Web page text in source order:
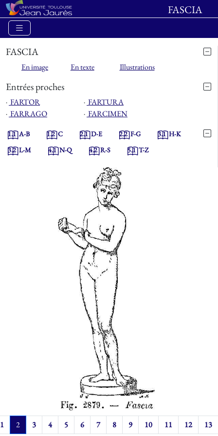
FASCIA
FASCIA
En image En texte Illustrations
Entrées proches
⋅ FARTOR ⋅ FARTURA
⋅ FARRAGO ⋅ FARCIMEN
1.1A-B 1.2C 2.1D-E 2.2F-G 3.1H-K
3.2L-M 4.1N-Q 4.2R-S 5.1T-Z
1 2 3 4 5 6 7 8 9 10 11 12 13